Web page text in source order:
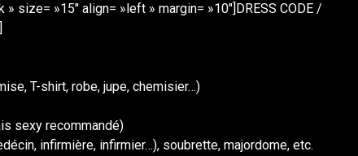
size= »15″ align= »left » margin= »10″]DRESS CODE /
T-shirt, robe, jupe, chemisier…)
sexy recommandé)
infirmière, infirmier…), soubrette, majordome, etc.